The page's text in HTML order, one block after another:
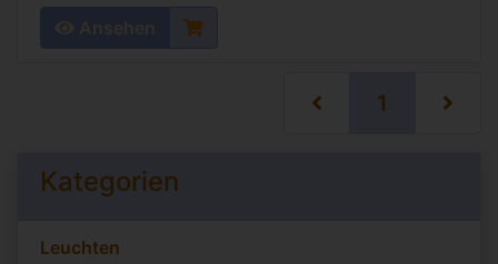
Ansehen
1 (current)
Kategorien
Leuchten